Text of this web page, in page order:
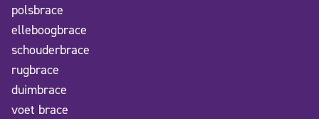
polsbrace
elleboogbrace
schouderbrace
rugbrace
duimbrace
voet brace